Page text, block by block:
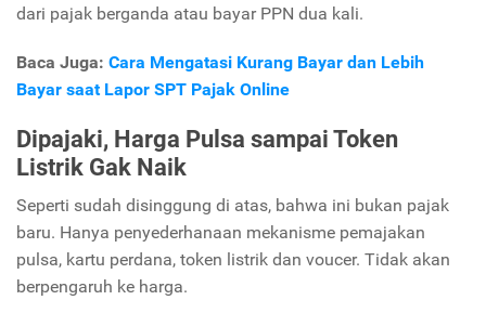
dari pajak berganda atau bayar PPN dua kali.
Baca Juga: Cara Mengatasi Kurang Bayar dan Lebih
Bayar saat Lapor SPT Pajak Online
Dipajaki, Harga Pulsa sampai Token
Listrik Gak Naik
Seperti sudah disinggung di atas, bahwa ini bukan pajak
baru. Hanya penyederhanaan mekanisme pemajakan
pulsa, kartu perdana, token listrik dan voucer. Tidak akan
berpengaruh ke harga.